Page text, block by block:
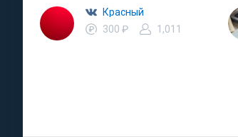
Красный
300 ₽
1,011